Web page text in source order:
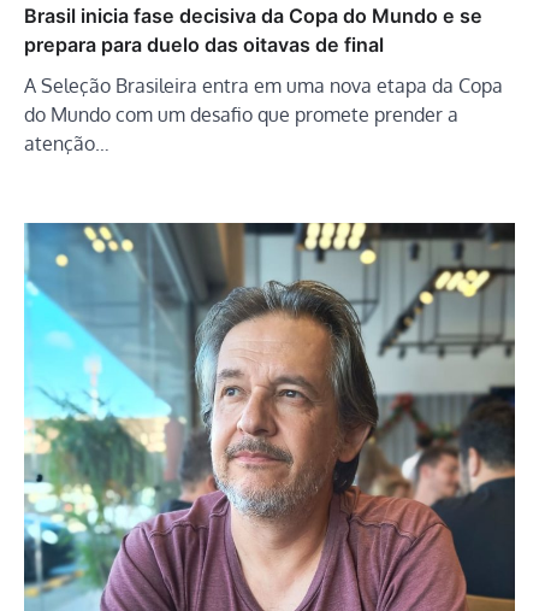
Brasil inicia fase decisiva da Copa do Mundo e se
prepara para duelo das oitavas de final
A Seleção Brasileira entra em uma nova etapa da Copa
do Mundo com um desafio que promete prender a
atenção…